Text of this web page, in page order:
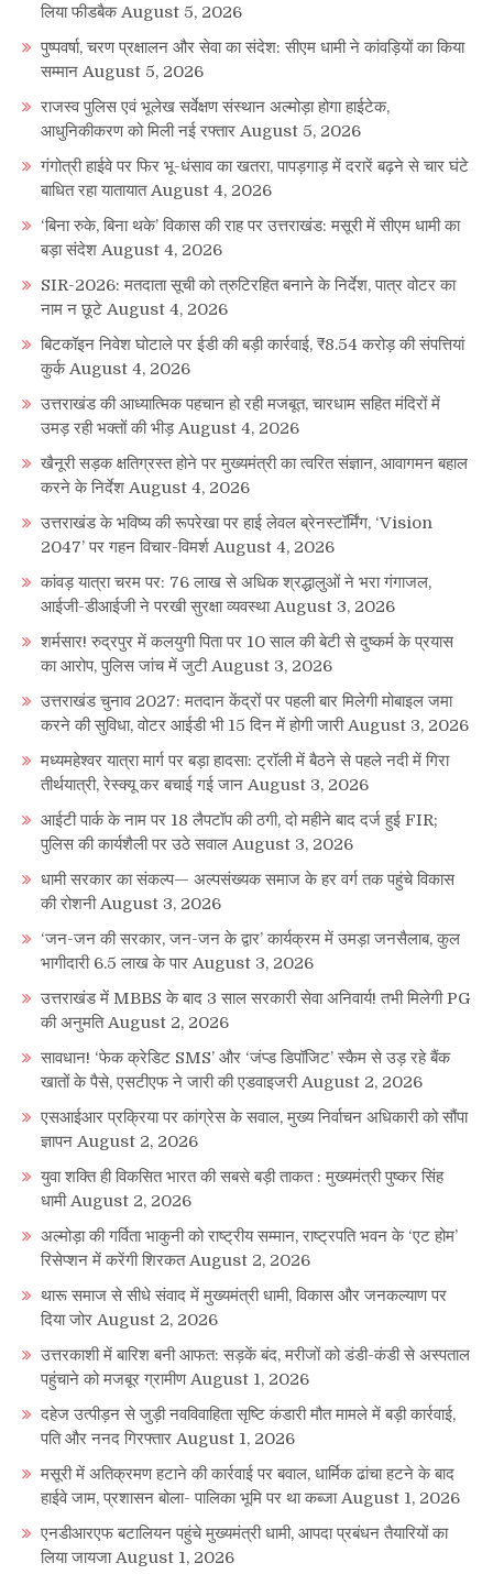
लिया फीडबैक August 5, 2026
पुष्पवर्षा, चरण प्रक्षालन और सेवा का संदेश: सीएम धामी ने कांवड़ियों का किया
सम्मान August 5, 2026
राजस्व पुलिस एवं भूलेख सर्वेक्षण संस्थान अल्मोड़ा होगा हाईटेक,
आधुनिकीकरण को मिली नई रफ्तार August 5, 2026
गंगोत्री हाईवे पर फिर भू-धंसाव का खतरा, पापड़गाड़ में दरारें बढ़ने से चार घंटे
बाधित रहा यातायात August 4, 2026
‘बिना रुके, बिना थके’ विकास की राह पर उत्तराखंड: मसूरी में सीएम धामी का
बड़ा संदेश August 4, 2026
SIR-2026: मतदाता सूची को त्रुटिरहित बनाने के निर्देश, पात्र वोटर का
नाम न छूटे August 4, 2026
बिटकॉइन निवेश घोटाले पर ईडी की बड़ी कार्रवाई, ₹8.54 करोड़ की संपत्तियां
कुर्क August 4, 2026
उत्तराखंड की आध्यात्मिक पहचान हो रही मजबूत, चारधाम सहित मंदिरों में
उमड़ रही भक्तों की भीड़ August 4, 2026
खैनूरी सड़क क्षतिग्रस्त होने पर मुख्यमंत्री का त्वरित संज्ञान, आवागमन बहाल
करने के निर्देश August 4, 2026
उत्तराखंड के भविष्य की रूपरेखा पर हाई लेवल ब्रेनस्टॉर्मिंग, ‘Vision
2047’ पर गहन विचार-विमर्श August 4, 2026
कांवड़ यात्रा चरम पर: 76 लाख से अधिक श्रद्धालुओं ने भरा गंगाजल,
आईजी-डीआईजी ने परखी सुरक्षा व्यवस्था August 3, 2026
शर्मसार! रुद्रपुर में कलयुगी पिता पर 10 साल की बेटी से दुष्कर्म के प्रयास
का आरोप, पुलिस जांच में जुटी August 3, 2026
उत्तराखंड चुनाव 2027: मतदान केंद्रों पर पहली बार मिलेगी मोबाइल जमा
करने की सुविधा, वोटर आईडी भी 15 दिन में होगी जारी August 3, 2026
मध्यमहेश्वर यात्रा मार्ग पर बड़ा हादसा: ट्रॉली में बैठने से पहले नदी में गिरा
तीर्थयात्री, रेस्क्यू कर बचाई गई जान August 3, 2026
आईटी पार्क के नाम पर 18 लैपटॉप की ठगी, दो महीने बाद दर्ज हुई FIR;
पुलिस की कार्यशैली पर उठे सवाल August 3, 2026
धामी सरकार का संकल्प— अल्पसंख्यक समाज के हर वर्ग तक पहुंचे विकास
की रोशनी August 3, 2026
‘जन-जन की सरकार, जन-जन के द्वार’ कार्यक्रम में उमड़ा जनसैलाब, कुल
भागीदारी 6.5 लाख के पार August 3, 2026
उत्तराखंड में MBBS के बाद 3 साल सरकारी सेवा अनिवार्य! तभी मिलेगी PG
की अनुमति August 2, 2026
सावधान! ‘फेक क्रेडिट SMS’ और ‘जंप्ड डिपॉजिट’ स्कैम से उड़ रहे बैंक
खातों के पैसे, एसटीएफ ने जारी की एडवाइजरी August 2, 2026
एसआईआर प्रक्रिया पर कांग्रेस के सवाल, मुख्य निर्वाचन अधिकारी को सौंपा
ज्ञापन August 2, 2026
युवा शक्ति ही विकसित भारत की सबसे बड़ी ताकत : मुख्यमंत्री पुष्कर सिंह
धामी August 2, 2026
अल्मोड़ा की गर्विता भाकुनी को राष्ट्रीय सम्मान, राष्ट्रपति भवन के ‘एट होम’
रिसेप्शन में करेंगी शिरकत August 2, 2026
थारू समाज से सीधे संवाद में मुख्यमंत्री धामी, विकास और जनकल्याण पर
दिया जोर August 2, 2026
उत्तरकाशी में बारिश बनी आफत: सड़कें बंद, मरीजों को डंडी-कंडी से अस्पताल
पहुंचाने को मजबूर ग्रामीण August 1, 2026
दहेज उत्पीड़न से जुड़ी नवविवाहिता सृष्टि कंडारी मौत मामले में बड़ी कार्रवाई,
पति और ननद गिरफ्तार August 1, 2026
मसूरी में अतिक्रमण हटाने की कार्रवाई पर बवाल, धार्मिक ढांचा हटने के बाद
हाईवे जाम, प्रशासन बोला- पालिका भूमि पर था कब्जा August 1, 2026
एनडीआरएफ बटालियन पहुंचे मुख्यमंत्री धामी, आपदा प्रबंधन तैयारियों का
लिया जायजा August 1, 2026